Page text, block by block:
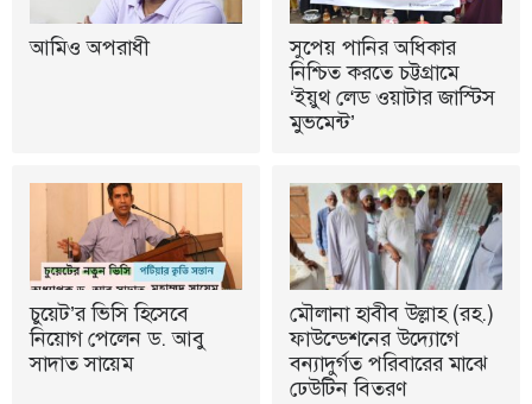
আমিও অপরাধী
সুপেয় পানির অধিকার
নিশ্চিত করতে চট্টগ্রামে
‘ইয়ুথ লেড ওয়াটার জাস্টিস
মুভমেন্ট’
চুয়েট’র ভিসি হিসেবে
নিয়োগ পেলেন ড. আবু
সাদাত সায়েম
মৌলানা হাবীব উল্লাহ (রহ.)
ফাউন্ডেশনের উদ্যোগে
বন্যাদুর্গত পরিবারের মাঝে
ঢেউটিন বিতরণ